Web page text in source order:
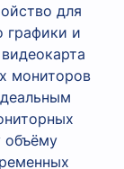
для
графики и
мониторов
объёму